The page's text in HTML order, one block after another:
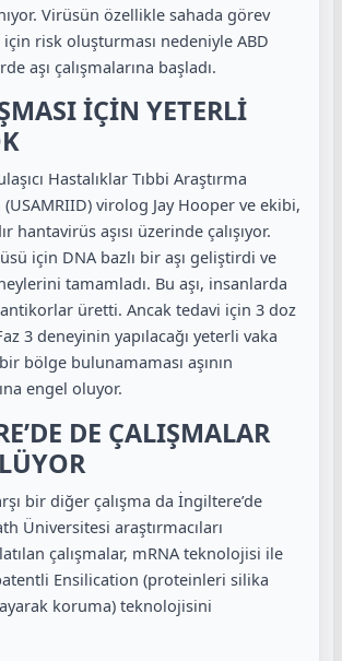
Virüsün özellikle sahada görev
risk oluşturması nedeniyle ABD
aşı çalışmalarına başladı.
İÇİN YETERLİ
Hastalıklar Tıbbi Araştırma
virolog Jay Hooper ve ekibi,
hantavirüs aşısı üzerinde çalışıyor.
için DNA bazlı bir aşı geliştirdi ve
tamamladı. Bu aşı, insanlarda
üretti. Ancak tedavi için 3 doz
3 deneyinin yapılacağı yeterli vaka
bölge bulunamaması aşının
engel oluyor.
DE ÇALIŞMALAR
bir diğer çalışma da İngiltere’de
Üniversitesi araştırmacıları
çalışmalar, mRNA teknolojisi ile
Ensilication (proteinleri silika
koruma) teknolojisini